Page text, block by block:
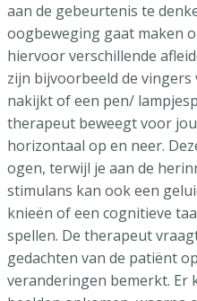
aan de gebeurtenis te
oogbeweging gaat maken
hiervoor verschillende
zijn bijvoorbeeld de
nakijkt of een pen/
therapeut beweegt voor
horizontaal op en neer.
ogen, terwijl je aan de
stimulans kan ook een
knieën of een cognitieve
spellen. De therapeut
gedachten van de patiënt
veranderingen bemerkt. Er